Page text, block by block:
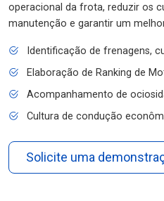
operacional da frota, reduzir os
manutenção e garantir um
Identificação de frenagens,
Elaboração de Ranking de
Acompanhamento de
Cultura de condução
Solicite uma